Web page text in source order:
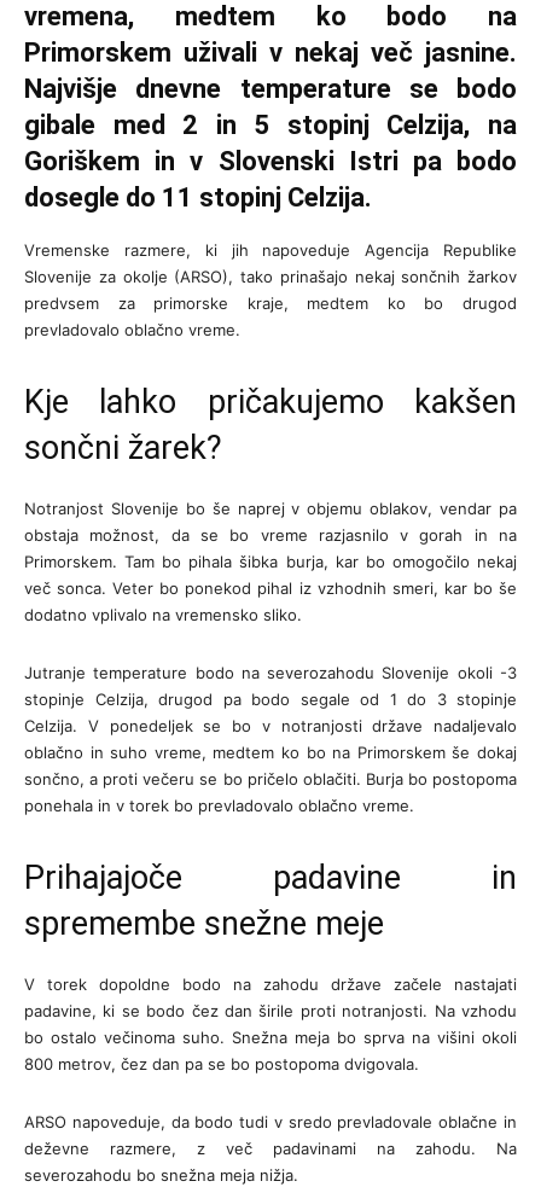
vremena, medtem ko bodo na
Primorskem uživali v nekaj več jasnine.
Najvišje dnevne temperature se bodo
gibale med 2 in 5 stopinj Celzija, na
Goriškem in v Slovenski Istri pa bodo
dosegle do 11 stopinj Celzija.
Vremenske razmere, ki jih napoveduje Agencija Republike
Slovenije za okolje (ARSO), tako prinašajo nekaj sončnih žarkov
predvsem za primorske kraje, medtem ko bo drugod
prevladovalo oblačno vreme.
Kje lahko pričakujemo kakšen
sončni žarek?
Notranjost Slovenije bo še naprej v objemu oblakov, vendar pa
obstaja možnost, da se bo vreme razjasnilo v gorah in na
Primorskem. Tam bo pihala šibka burja, kar bo omogočilo nekaj
več sonca. Veter bo ponekod pihal iz vzhodnih smeri, kar bo še
dodatno vplivalo na vremensko sliko.
Jutranje temperature bodo na severozahodu Slovenije okoli -3
stopinje Celzija, drugod pa bodo segale od 1 do 3 stopinje
Celzija. V ponedeljek se bo v notranjosti države nadaljevalo
oblačno in suho vreme, medtem ko bo na Primorskem še dokaj
sončno, a proti večeru se bo pričelo oblačiti. Burja bo postopoma
ponehala in v torek bo prevladovalo oblačno vreme.
Prihajajoče padavine in
spremembe snežne meje
V torek dopoldne bodo na zahodu države začele nastajati
padavine, ki se bodo čez dan širile proti notranjosti. Na vzhodu
bo ostalo večinoma suho. Snežna meja bo sprva na višini okoli
800 metrov, čez dan pa se bo postopoma dvigovala.
ARSO napoveduje, da bodo tudi v sredo prevladovale oblačne in
deževne razmere, z več padavinami na zahodu. Na
severozahodu bo snežna meja nižja.